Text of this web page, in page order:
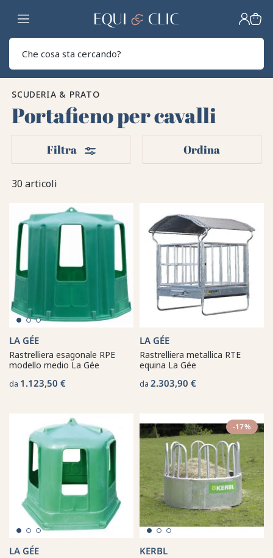
Casa
SCUDERIA & PRATO
Portafieno per cavalli
30 articoli
Filtra Filtri Ordina
LA GÉE
Rastrelliera esagonale RPE
modello medio La Gée
da 1.123,50 €
LA GÉE
Rastrelliera metallica RTE
equina La Gée
da 2.303,90 €
LA GÉE
-17%
KERBL